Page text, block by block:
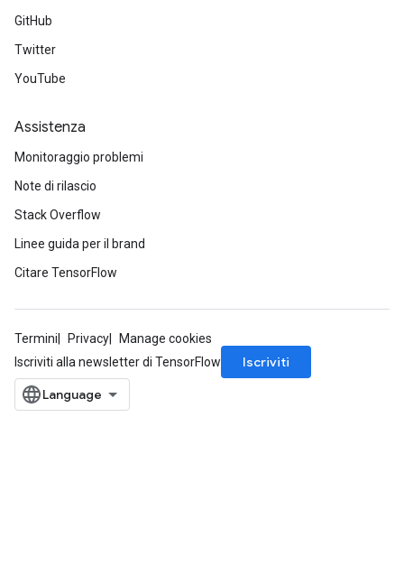
GitHub
Twitter
YouTube
Assistenza
Monitoraggio problemi
Note di rilascio
Stack Overflow
Linee guida per il brand
Citare TensorFlow
Termini Privacy
Manage cookies
Iscriviti alla newsletter di TensorFlow
Iscriviti